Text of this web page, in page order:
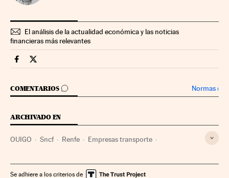
El análisis de la actualidad económica y las noticias
financieras más relevantes
Companias Cinco Días en Facebook
Companias Cinco Días en Twitter
COMENTARIOS
IR A LOS COMENTARIOS Normas›
ARCHIVADO EN
OUIGO Sncf Renfe Empresas transporte
Se adhiere a los criterios de